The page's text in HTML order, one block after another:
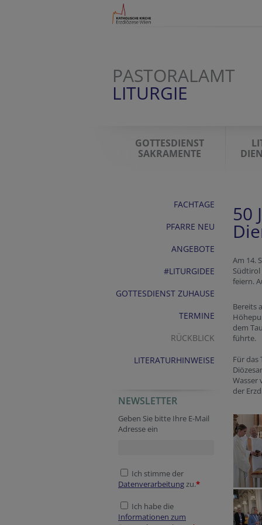
PASTORALAMT
LITURGIE
GOTTESDIENST
SAKRAMENTE
FACHTAGE
PFARRE NEU
ANGEBOTE
#LITURGIDEE
GOTTESDIENST ZUHAUSE
TERMINE
RÜCKBLICK
LITERATURHINWEISE
Fax
Fax
Session ID
Homepage
NEWSLETTER
Geben Sie bitte Ihre E-Mail
Adresse ein
Ich stimme der
Datenverarbeitungzu.*
Ich habe die
Informationen zum
50
Am 14.
Südtirol
feiern.
Bereits
dem
führte.
Für das
Wasser
der